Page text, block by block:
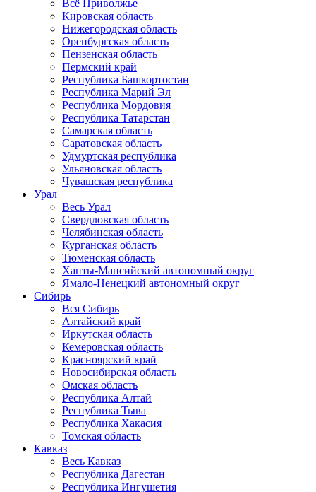
Всё Приволжье
Кировская область
Нижегородская область
Оренбургская область
Пензенская область
Пермский край
Республика Башкортостан
Республика Марий Эл
Республика Мордовия
Республика Татарстан
Самарская область
Саратовская область
Удмуртская республика
Ульяновская область
Чувашская республика
Урал
Весь Урал
Свердловская область
Челябинская область
Курганская область
Тюменская область
Ханты-Мансийский автономный округ
Ямало-Ненецкий автономный округ
Сибирь
Вся Сибирь
Алтайский край
Иркутская область
Кемеровская область
Красноярский край
Новосибирская область
Омская область
Республика Алтай
Республика Тыва
Республика Хакасия
Томская область
Кавказ
Весь Кавказ
Республика Дагестан
Республика Ингушетия